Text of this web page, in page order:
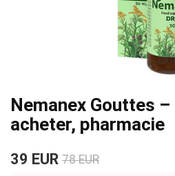
Nemanex Gouttes
acheter, pharmacie
39 EUR 78 EUR